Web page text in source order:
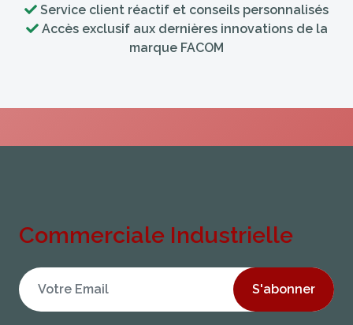
Service client réactif et conseils personnalisés
Accès exclusif aux dernières innovations de la
marque FACOM
Commerciale Industrielle
S'abonner